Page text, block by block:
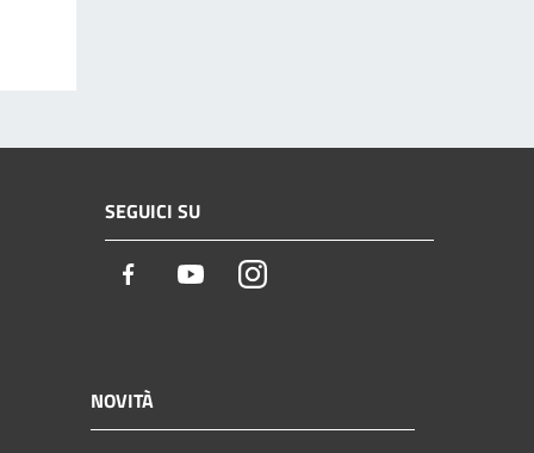
SEGUICI SU
Facebook YoutubeInstagram
NOVITÀ